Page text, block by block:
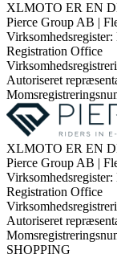
XLMOTO ER EN
Pierce Group AB |
Registration Office
Autoriseret
XLMOTO ER EN
Pierce Group AB |
Registration Office
Autoriseret
SHOPPING